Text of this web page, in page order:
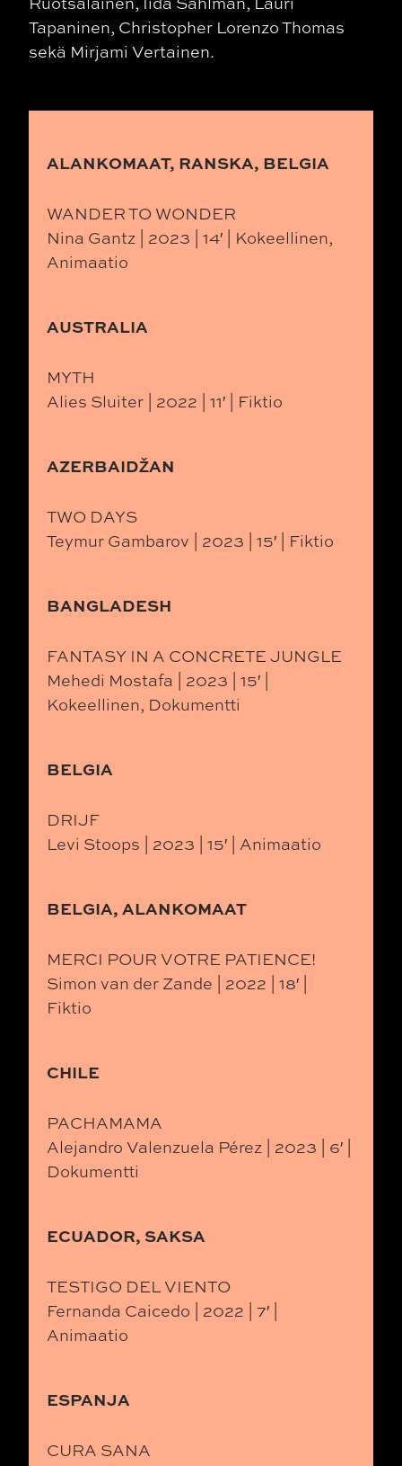
Tapaninen, Christopher Lorenzo Thomas
sekä Mirjami Vertainen.
ALANKOMAAT, RANSKA, BELGIA
WANDER TO WONDER
Nina Gantz | 2023 | 14′ | Kokeellinen,
Animaatio
AUSTRALIA
MYTH
Alies Sluiter | 2022 | 11′ | Fiktio
AZERBAIDŽAN
TWO DAYS
Teymur Gambarov | 2023 | 15′ | Fiktio
BANGLADESH
FANTASY IN A CONCRETE JUNGLE
Mehedi Mostafa | 2023 | 15′ |
Kokeellinen, Dokumentti
BELGIA
DRIJF
Levi Stoops | 2023 | 15′ | Animaatio
BELGIA, ALANKOMAAT
MERCI POUR VOTRE PATIENCE!
Simon van der Zande | 2022 | 18′ |
Fiktio
CHILE
PACHAMAMA
Alejandro Valenzuela Pérez | 2023 | 6′ |
Dokumentti
ECUADOR, SAKSA
TESTIGO DEL VIENTO
Fernanda Caicedo | 2022 | 7′ |
Animaatio
ESPANJA
CURA SANA